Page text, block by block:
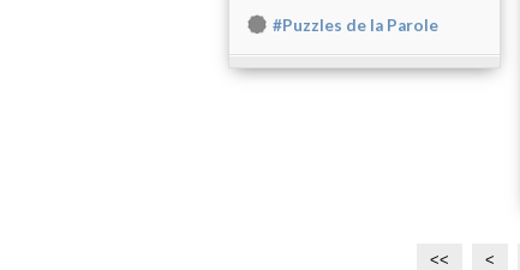
#Puzzles de la Parole
<< <